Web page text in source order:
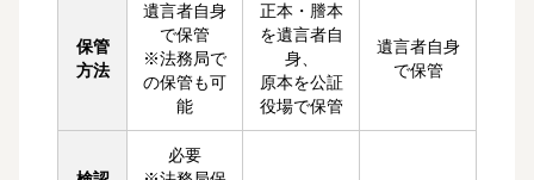
保管
方法
遺言者自身
で保管
※法務局で
の保管も可
能
正本・謄本
を遺言者自
身、
原本を公証
役場で保管
遺言者自身
で保管
必要